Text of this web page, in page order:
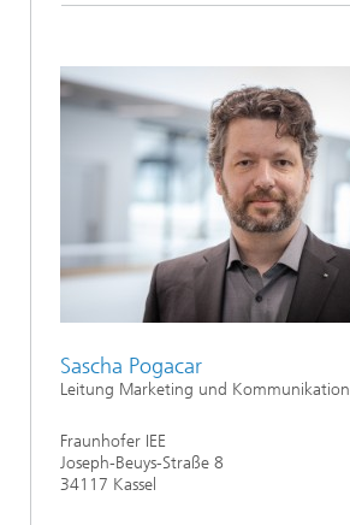
Sascha Pogacar
Leitung Marketing und Kommunikation
Fraunhofer IEE
Joseph-Beuys-Straße 8
34117 Kassel